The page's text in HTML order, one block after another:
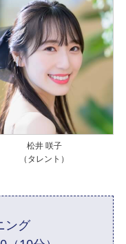
松井 咲子
（タレント）
ング